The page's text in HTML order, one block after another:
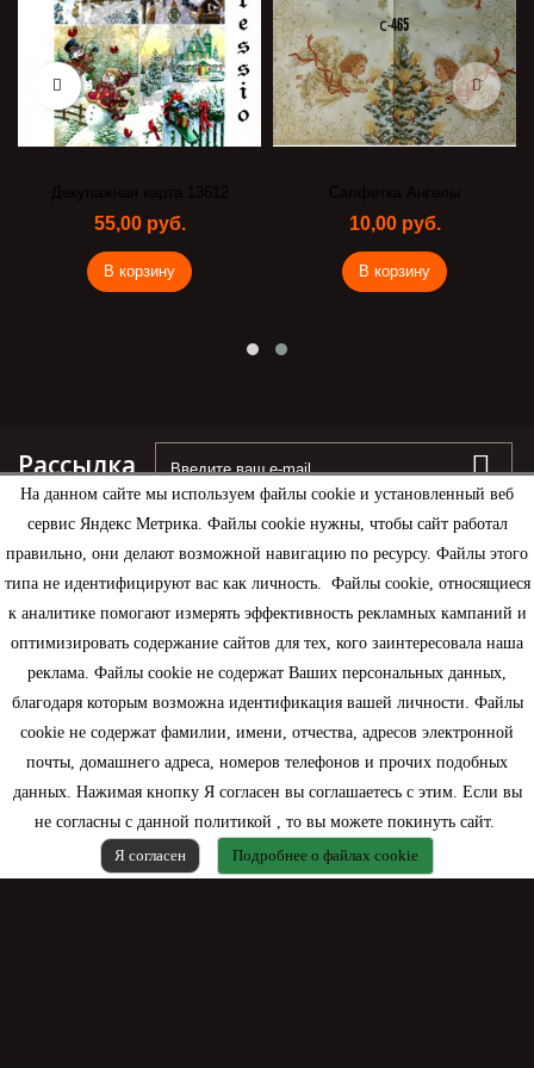
На данном сайте мы используем файлы cookie и установленный веб
сервис Яндекс Метрика. Файлы cookie нужны, чтобы сайт работал
правильно, они делают возможной навигацию по ресурсу. Файлы этого
типа не идентифицируют вас как личность. Файлы cookie, относящиеся
к аналитике помогают измерять эффективность рекламных кампаний и
оптимизировать содержание сайтов для тех, кого заинтересовала наша
реклама. Файлы cookie не содержат Ваших персональных данных,
благодаря которым возможна идентификация вашей личности. Файлы
cookie не содержат фамилии, имени, отчества, адресов электронной
почты, домашнего адреса, номеров телефонов и прочих подобных
данных. Нажимая кнопку Я согласен вы соглашаетесь с этим. Если вы
не согласны с данной политикой , то вы можете покинуть сайт.
Я согласен
Подробнее о файлах cookie
Декупажная карта 13612
55,00 руб.
В корзину
Салфетка Ангелы
10,00 руб.
В корзину
Рассылка
Информация
Моя учетная запись
Контактная информация